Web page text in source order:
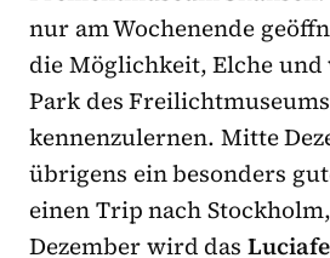
nur am Wochenende
die Möglichkeit, Elche
Park des
kennenzulernen. Mitte
übrigens ein besonders
einen Trip nach
Dezember wird das